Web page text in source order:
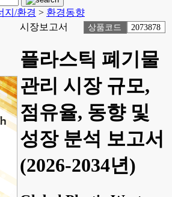
지/환경 > 환경동향
시장보고서
상품코드 2073878
플라스틱 폐기물
관리 시장 규모,
점유율, 동향 및
성장 분석 보고서
(2026-2034년)